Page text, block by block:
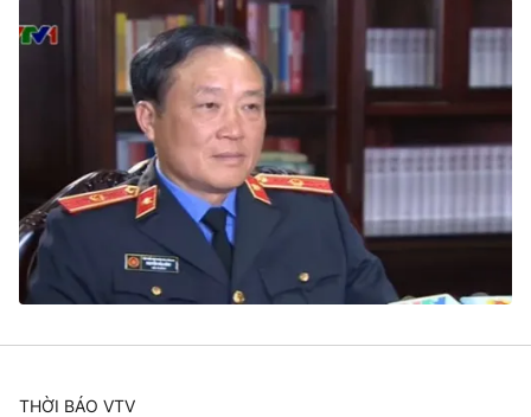
Khán giả
Giải sao mai
Du lịch
Chất lượng cuộc sống
Giáo dục
Học trực tuyến
Công nghệ
Hitech Công nghệ tương lai
Sản phẩm
Thị trường
Tư vấn
Giao lưu trực tuyến
Lịch phát sóng
Chuyên mục khác
THỜI BÁO VTV